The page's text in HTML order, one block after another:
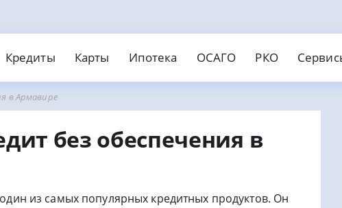
Кредиты
наличными
историей
Займы онлайн
Без отказа На карту
На
На карту Маэстро
Карты
С безпроцентным периодом Валютные
Ипотека ОСАГО РКО
банков
МФО
Рейтинг МФО
Страховые
Рейтинг страховых
Банковские карты Кредитование
в Армавире
без обеспечения в
из самых популярных кредитных продуктов. Он